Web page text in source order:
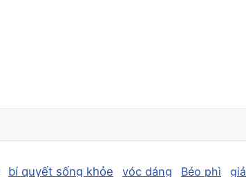
bí quyết sống khỏe vóc dáng Béo phì